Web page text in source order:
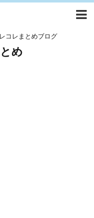
コレまとめブログ
め